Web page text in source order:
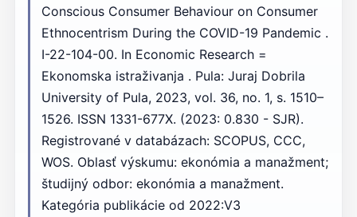
Conscious Consumer Behaviour on Consumer
Ethnocentrism During the COVID-19 Pandemic .
I-22-104-00. In Economic Research =
Ekonomska istraživanja . Pula: Juraj Dobrila
University of Pula, 2023, vol. 36, no. 1, s. 1510–
1526. ISSN 1331-677X. (2023: 0.830 - SJR).
Registrované v databázach: SCOPUS, CCC,
WOS. Oblasť výskumu: ekonómia a manažment;
študijný odbor: ekonómia a manažment.
Kategória publikácie od 2022:V3